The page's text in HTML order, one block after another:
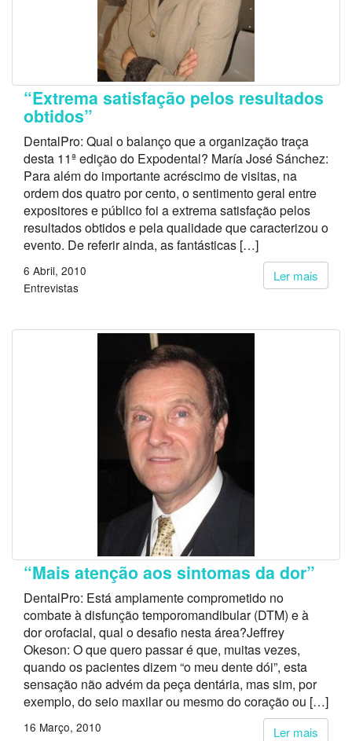
“Extrema satisfação pelos resultados
obtidos”
DentalPro: Qual o balanço que a organização traça
desta 11ª edição do Expodental? María José Sánchez:
Para além do importante acréscimo de visitas, na
ordem dos quatro por cento, o sentimento geral entre
expositores e público foi a extrema satisfação pelos
resultados obtidos e pela qualidade que caracterizou o
evento. De referir ainda, as fantásticas […]
Ler mais
6 Abril, 2010
Entrevistas
“Mais atenção aos sintomas da dor”
DentalPro: Está amplamente comprometido no
combate à disfunção temporomandibular (DTM) e à
dor orofacial, qual o desafio nesta área?Jeffrey
Okeson: O que quero passar é que, muitas vezes,
quando os pacientes dizem “o meu dente dói”, esta
sensação não advém da peça dentária, mas sim, por
exemplo, do seio maxilar ou mesmo do coração ou […]
Ler mais
16 Março, 2010